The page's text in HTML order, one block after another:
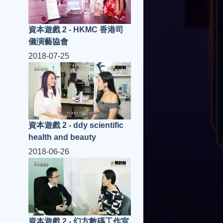
資本遊戲 2 - HKMC 香港司
儀演藝協會
2018-07-25
資本遊戲 2 - ddy scientific
health and beauty
2018-06-26
資本遊戲 2 - 幻方數碼工作室